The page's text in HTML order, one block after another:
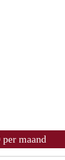
Bosch?
maand